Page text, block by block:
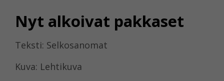
Nyt alkoivat pakkaset
Teksti: Selkosanomat
Kuva: Lehtikuva